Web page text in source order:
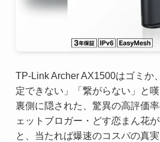
TP-Link Archer AX1500はゴミか
定できない」「繋がらない」と
裏側に隠された、驚異の高評価
ェットブロガー・どす恋まん花
と、当たれば爆速のコスパの真実